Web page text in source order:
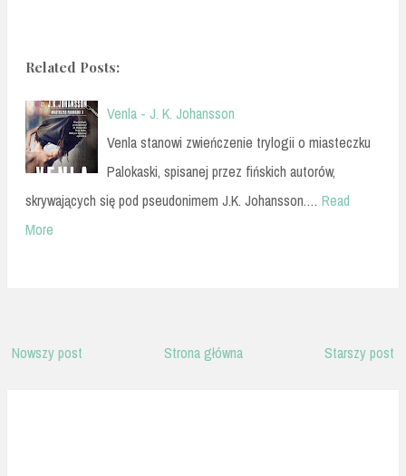
Related Posts:
Venla - J. K. Johansson
Venla stanowi zwieńczenie trylogii o miasteczku
Palokaski, spisanej przez fińskich autorów,
skrywających się pod pseudonimem J.K. Johansson.… Read
More
Nowszy post Starszy post
Strona główna